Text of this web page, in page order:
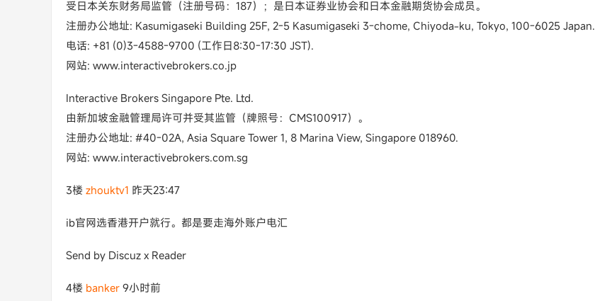
受日本关东财务局监管（注册号码：187）；是日本证券业协会和日本金融期货协会成员。
注册办公地址: Kasumigaseki Building 25F, 2-5 Kasumigaseki 3-chome, Chiyoda-ku, Tokyo, 100-6025 Japan.
电话: +81 (0)3-4588-9700 (工作日8:30-17:30 JST).
网站: www.interactivebrokers.co.jp
Interactive Brokers Singapore Pte. Ltd.
由新加坡金融管理局许可并受其监管（牌照号：CMS100917）。
注册办公地址: #40-02A, Asia Square Tower 1, 8 Marina View, Singapore 018960.
网站: www.interactivebrokers.com.sg
3楼 zhouktv1 昨天23:47
ib官网选香港开户就行。都是要走海外账户电汇
Send by Discuz x Reader
4楼 banker 9小时前